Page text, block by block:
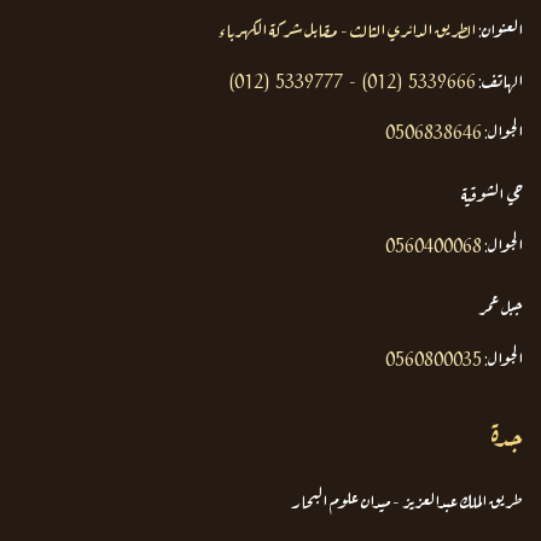
العنوان:الطريق الدائري الثالث - مقابل شركة الكهرباء
الهاتف:(012) 5339777 - (012) 5339666
الجوال:0506838646
حي الشوقية
الجوال:0560400068
جبل عمر
الجوال:0560800035
جدة
طريق الملك عبدالعزيز - ميدان علوم البحار